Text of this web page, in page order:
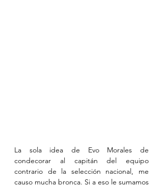
La sola idea de Evo Morales de
condecorar al capitán del equipo
contrario de la selección nacional, me
causo mucha bronca. Si a eso le sumamos